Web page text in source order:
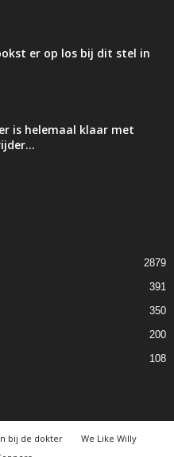
er op los bij dit stel in
is helemaal klaar met
2879
391
350
200
108
bij de dokter
We Like Willy